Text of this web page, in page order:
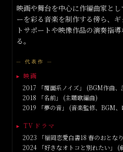
映画や舞台を中心に作編曲家と
ーを彩る音楽を制作する傍ら、
トサポートや映像作品の演奏指
る。
— 代表作 —
▸ 映画
2017 「覆面系ノイズ」 (BGM作曲
2018 「名前」 (主題歌編曲)
2019 「夢の音」 (音楽監修、BGM
▸ TVドラマ
2023 「福岡恋愛白書18 春のおとな
2024 「好きなオトコと別れたい」 (